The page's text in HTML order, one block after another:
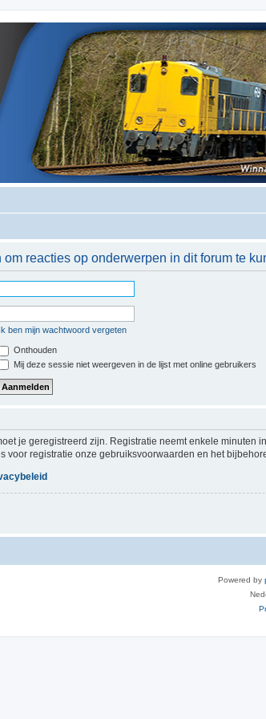
reacties op onderwerpen in dit forum te
Ik ben mijn wachtwoord vergeten
Onthouden
Mij deze sessie niet weergeven in de lijst met online gebruikers
je geregistreerd zijn. Registratie neemt enkele
voor registratie onze gebruiksvoorwaarden en het
Powered by